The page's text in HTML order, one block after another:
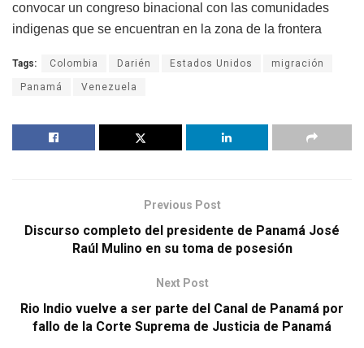
convocar un congreso binacional con las comunidades
indigenas que se encuentran en la zona de la frontera
Tags: Colombia Darién Estados Unidos migración
Panamá Venezuela
Previous Post
Discurso completo del presidente de Panamá José
Raúl Mulino en su toma de posesión
Next Post
Rio Indio vuelve a ser parte del Canal de Panamá por
fallo de la Corte Suprema de Justicia de Panamá